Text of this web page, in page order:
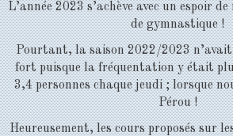
L’année 2023 s’achève avec un espoir
de gymnastique !
Pourtant, la saison 2022/2023 n’avait
fort puisque la fréquentation y était
3,4 personnes chaque jeudi ; lorsque
Pérou !
Heureusement, les cours proposés sur